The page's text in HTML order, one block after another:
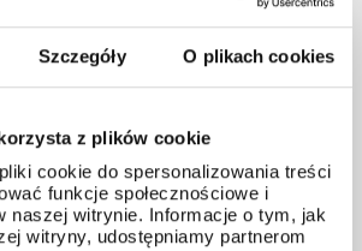
Szczegóły O plikach cookies
z plików cookie
cookie do spersonalizowania treści
funkcje społecznościowe i
naszej witrynie. Informacje o tym, jak
witryny, udostępniamy partnerom
i zachodu słońca dla określonej daty,
pomiar czasu w zakresie do
w zakresie 60 minut z możliwością
funkcją śpiocha oraz tzw. smart alarm
według instrukcji obsługi Inteligentny
akcelerometr i czujnik tętna zegarka